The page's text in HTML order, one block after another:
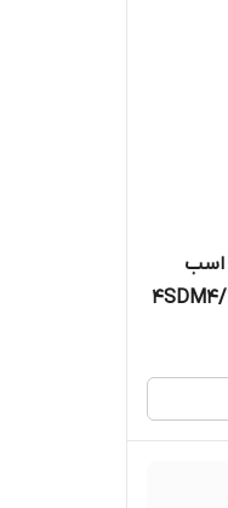
شناور ۱۳۶ متری ۱/۴_۱ اینچ ۲ اسب
تکفاز برونل ۲ متر کابل 4SDM4/17-1.5